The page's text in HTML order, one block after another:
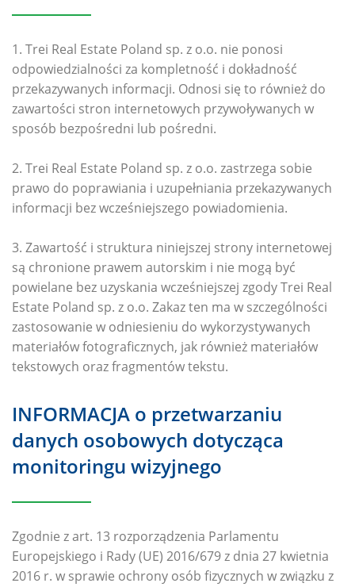
1. Trei Real Estate Poland sp. z o.o. nie ponosi
odpowiedzialności za kompletność i dokładność
przekazywanych informacji. Odnosi się to również do
zawartości stron internetowych przywoływanych w
sposób bezpośredni lub pośredni.
2. Trei Real Estate Poland sp. z o.o. zastrzega sobie
prawo do poprawiania i uzupełniania przekazywanych
informacji bez wcześniejszego powiadomienia.
3. Zawartość i struktura niniejszej strony internetowej
są chronione prawem autorskim i nie mogą być
powielane bez uzyskania wcześniejszej zgody Trei Real
Estate Poland sp. z o.o. Zakaz ten ma w szczególności
zastosowanie w odniesieniu do wykorzystywanych
materiałów fotograficznych, jak również materiałów
tekstowych oraz fragmentów tekstu.
INFORMACJA o przetwarzaniu
danych osobowych dotycząca
monitoringu wizyjnego
Zgodnie z art. 13 rozporządzenia Parlamentu
Europejskiego i Rady (UE) 2016/679 z dnia 27 kwietnia
2016 r. w sprawie ochrony osób fizycznych w związku z